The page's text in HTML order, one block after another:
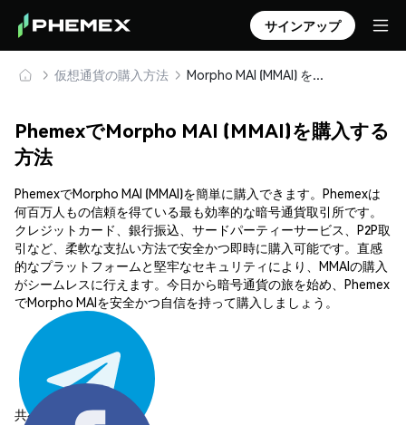
サインアップ
仮想通貨の購入方法 Morpho MAI (MMAI) を安全に購入・保管
PhemexでMorpho MAI (MMAI)を購入する
方法
PhemexでMorpho MAI (MMAI)を簡単に購入できます。Phemexは
何百万人もの信頼を得ている最も効率的な暗号通貨取引所です。
クレジットカード、銀行振込、サードパーティーサービス、P2P取
引など、柔軟な支払い方法で安全かつ即時に購入可能です。直感
的なプラットフォームと堅牢なセキュリティにより、MMAIの購入
がシームレスに行えます。今日から暗号通貨の旅を始め、Phemex
でMorpho MAIを安全かつ自信を持って購入しましょう。
共有する: